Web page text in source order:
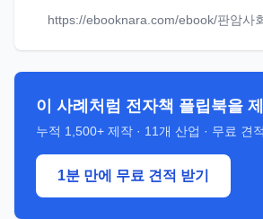
https://ebooknara.com/ebook/판암사
이 사례처럼 전자책 플립북을
누적 1,500+ 제작 · 11 개 산업 · 무료 견적
1분 만에 무료 견적 받기